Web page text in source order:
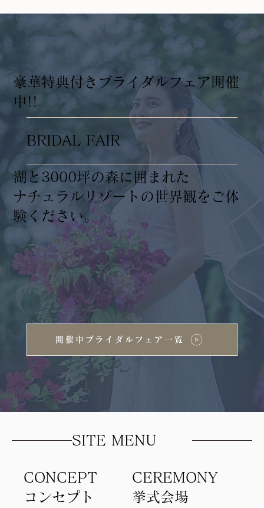
​豪華特典付きブライダルフェア開催
中!!
BRIDAL FAIR
湖と3000坪の森に囲まれた
ナチュラルリゾートの世界観をご体
験ください。
開催中ブライダルフェア一覧
CONCEPT
コンセプト​
​CEREMONY
​挙式会場
SITE MENU